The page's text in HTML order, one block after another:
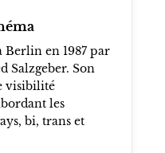
Berlin en 1987 par
Salzgeber. Son
visibilité
les
bi, trans et